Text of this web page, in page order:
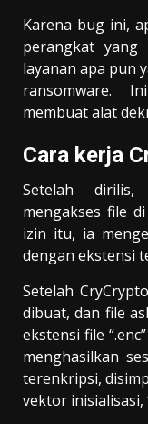
Karena bug ini,
perangkat yang
layanan apa pun
ransomware.
membuat alat
Cara kerja
Setelah
mengakses file
izin itu, ia
dengan ekstensi
Setelah
dibuat, dan file
ekstensi file
menghasilkan
terenkripsi,
vektor inisialisasi,